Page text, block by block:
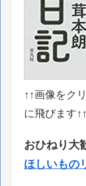
↑↑画像をク
に飛びます↑↑
おひねり大
ほしいもの